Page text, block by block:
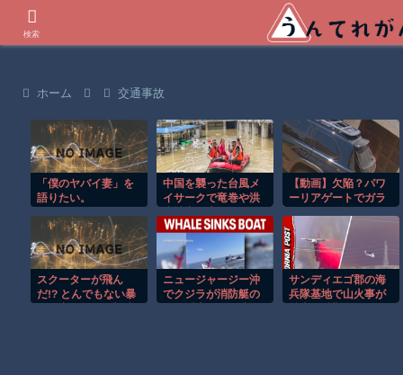
ホーム 交通事故
「僕のヤバイ妻」を
語りたい。
中国を襲った台風メ
イサークで竜巻や洪
【動画】欠陥？パワ
ーリアゲートでガラ
うトヨタ・セコイ
ア。
スクーターが飛ん
だ!? とんでもない暴
ニュージャージー沖
でクジラが消防艇の
サンディエゴ郡の海
兵隊基地で山火事が
検索